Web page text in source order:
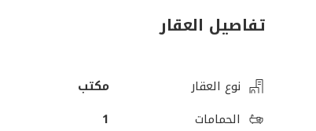
تفاصيل العقار
نوع العقار مكتب
الحمامات
1